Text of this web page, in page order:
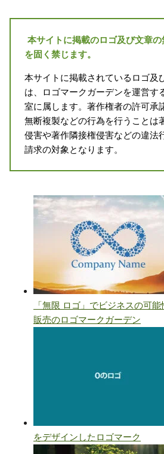
本サイトに掲載のロゴ及び文章
を固く禁じます。
本サイトに掲載されているロゴ及
は、ロゴマークガーデンを運営す
室に属します。著作権者の許可承
無断複製などの行為を行うことは
侵害や著作隣接権侵害などの違法
請求の対象となります。